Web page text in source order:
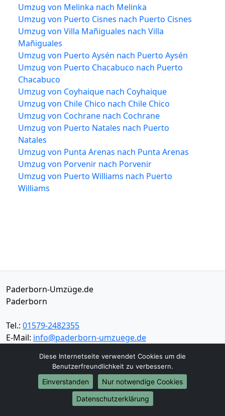
Umzug von Melinka nach Melinka
Umzug von Puerto Cisnes nach Puerto Cisnes
Umzug von Villa Mañiguales nach Villa
Mañiguales
Umzug von Puerto Aysén nach Puerto Aysén
Umzug von Puerto Chacabuco nach Puerto
Chacabuco
Umzug von Coyhaique nach Coyhaique
Umzug von Chile Chico nach Chile Chico
Umzug von Cochrane nach Cochrane
Umzug von Puerto Natales nach Puerto
Natales
Umzug von Punta Arenas nach Punta Arenas
Umzug von Porvenir nach Porvenir
Umzug von Puerto Williams nach Puerto
Williams
Paderborn-Umzüge.de
Paderborn
Tel.: 01579-2482355
E-Mail: info@paderborn-umzuege.de
Öffnungszeiten:Mo - Sa: 06:30 - 17:30 Uhr
Impressum
Diese Internetseite verwendet Cookies um die
Benutzerfreundlichkeit zu verbessern.
Einverstanden
Nur notwendige Cookies
Datenschutzerklärung